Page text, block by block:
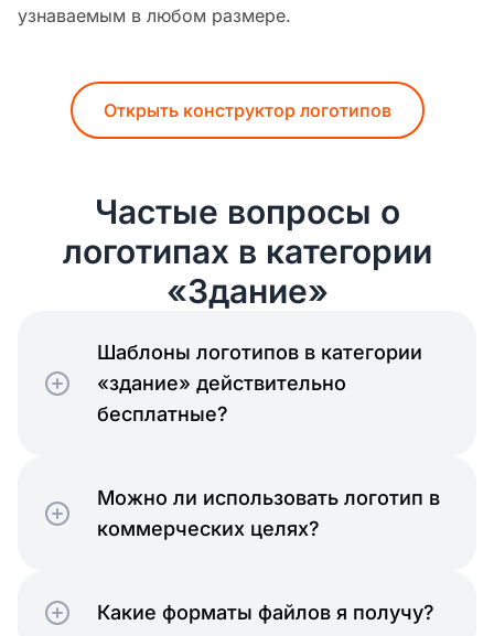
узнаваемым в любом размере.
Открыть конструктор логотипов
Частые вопросы о
логотипах в категории
«Здание»
Шаблоны логотипов в категории
«здание» действительно
бесплатные?
Можно ли использовать логотип в
коммерческих целях?
Какие форматы файлов я получу?